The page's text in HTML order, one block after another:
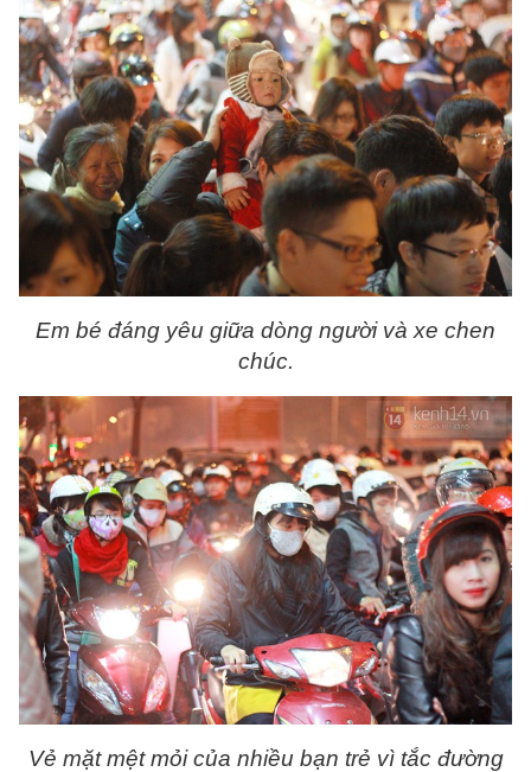
Em bé đáng yêu giữa dòng người và xe chen
chúc.
Vẻ mặt mệt mỏi của nhiều bạn trẻ vì tắc đường